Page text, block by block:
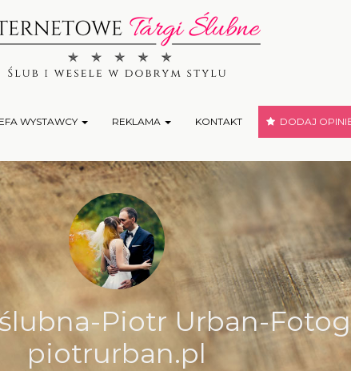
WYSTAWCY REKLAMA KONTAKT DODAJ
Piotr Urban-
piotrurban.pl